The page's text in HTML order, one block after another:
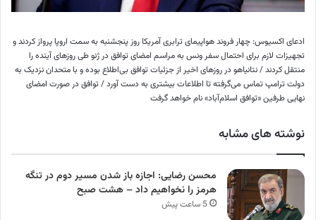
ادعای اکسیوس: چهار فروند هواپیمای ترابری آمریکا روز پنجشنبه به سمت اروپا پرواز کردند و
تجهیزات لازم برای احتمال سفر ونس به مراسم امضای توافق در ژنو طی روز‌های آینده را
منتقل کردند / نتانیاهو در روز‌های اخیر از جزئیات توافق بی‌اطلاع بوده و با متحدان نزدیک به
دولت ترامپ تماس می‌گرفته تا اطلاعات بیشتری به دست آورد / توافق در صورت امضای
نهایی طرفین «توافق اسلام‌آباد» نام خواهد گرفت
نوشته های مشابه
محسن رضایی: اجازه باز شدن مسیر دوم در تنگه
هرمز را نخواهیم داد – هشت صبح
5 ساعت پیش